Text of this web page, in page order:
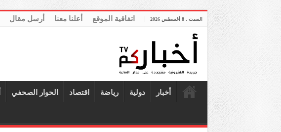
السبت , 8 أغسطس 2026 اتفاقية الموقع أعلنا معنا أرسل مقال
أخبار دولية رياضة اقتصاد الحوار الصحفي